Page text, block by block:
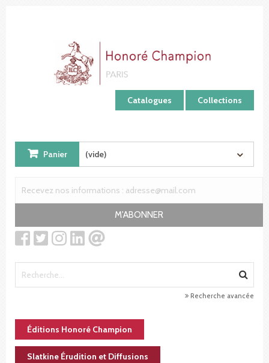
Catalogues Collections
Panier (vide)
M'ABONNER
Recherche avancée
Éditions Honoré Champion
Slatkine Érudition et Diffusions